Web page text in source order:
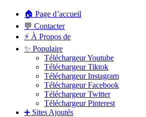
🏠 Page d’accueil
💬 Contacter
⚡ À Propos de
✨ Populaire
Téléchargeur Youtube
Téléchargeur Tiktok
Téléchargeur Instagram
Téléchargeur Facebook
Téléchargeur Twitter
Téléchargeur Pinterest
➕ Sites Ajoutés